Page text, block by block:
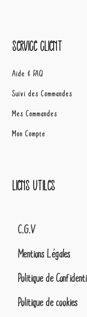
Service client
Aide & FAQ
Suivi des Commandes
Mes Commandes
Mon Compte
Liens utiles
C.G.V
Mentions Légales
Politique de
Politique de cookies